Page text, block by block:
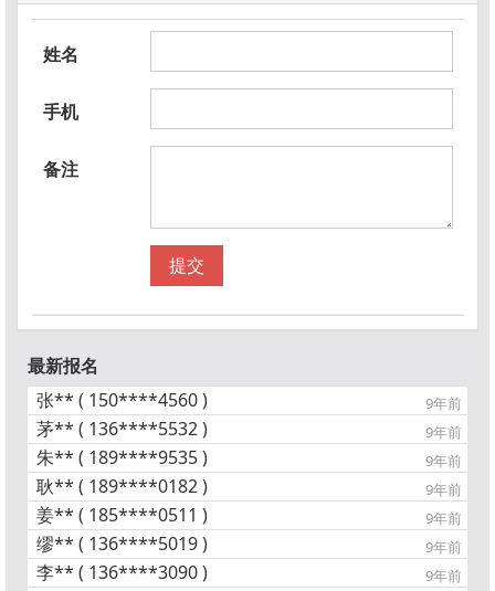
姓名
手机
备注
提交
最新报名
张** ( 150****4560 )
9年前
茅** ( 136****5532 ) 9年前
朱** ( 189****9535 ) 9年前
耿** ( 189****0182 ) 9年前
姜** ( 185****0511 ) 9年前
缪** ( 136****5019 ) 9年前
李** ( 136****3090 ) 9年前